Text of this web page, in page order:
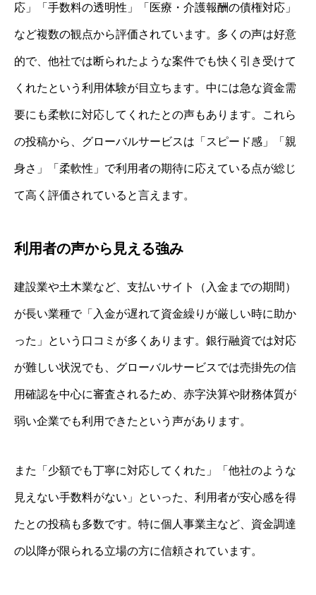
応」「手数料の透明性」「医療・介護報酬の債権対応」
など複数の観点から評価されています。多くの声は好意
的で、他社では断られたような案件でも快く引き受けて
くれたという利用体験が目立ちます。中には急な資金需
要にも柔軟に対応してくれたとの声もあります。これら
の投稿から、グローバルサービスは「スピード感」「親
身さ」「柔軟性」で利用者の期待に応えている点が総じ
て高く評価されていると言えます。
利用者の声から見える強み
建設業や土木業など、支払いサイト（入金までの期間）
が長い業種で「入金が遅れて資金繰りが厳しい時に助か
った」という口コミが多くあります。銀行融資では対応
が難しい状況でも、グローバルサービスでは売掛先の信
用確認を中心に審査されるため、赤字決算や財務体質が
弱い企業でも利用できたという声があります。
また「少額でも丁寧に対応してくれた」「他社のような
見えない手数料がない」といった、利用者が安心感を得
たとの投稿も多数です。特に個人事業主など、資金調達
の以降が限られる立場の方に信頼されています。